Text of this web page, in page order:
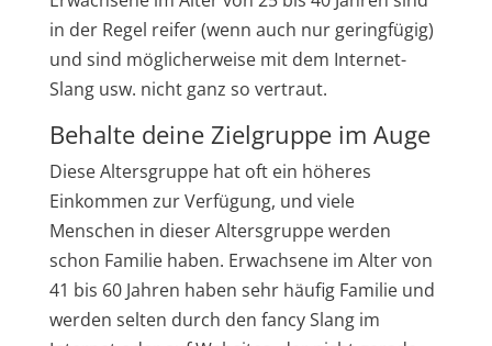
in der Regel reifer (wenn auch nur geringfügig)
und sind möglicherweise mit dem Internet-
Slang usw. nicht ganz so vertraut.
Behalte deine Zielgruppe im Auge
Diese Altersgruppe hat oft ein höheres
Einkommen zur Verfügung, und viele
Menschen in dieser Altersgruppe werden
schon Familie haben. Erwachsene im Alter von
41 bis 60 Jahren haben sehr häufig Familie und
werden selten durch den fancy Slang im